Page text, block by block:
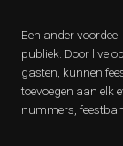
Een ander
publiek. Door live
gasten, kunnen
toevoegen aan elk
nummers,